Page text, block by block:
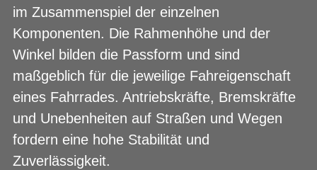
im Zusammenspiel der einzelnen
Komponenten. Die Rahmenhöhe und der
Winkel bilden die Passform und sind
maßgeblich für die jeweilige Fahreigenschaft
eines Fahrrades. Antriebskräfte, Bremskräfte
und Unebenheiten auf Straßen und Wegen
fordern eine hohe Stabilität und
Zuverlässigkeit.